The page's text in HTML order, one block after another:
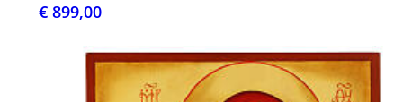
€ 899,00